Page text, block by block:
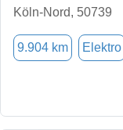
Köln-Nord, 50739
9.904 km Elektro